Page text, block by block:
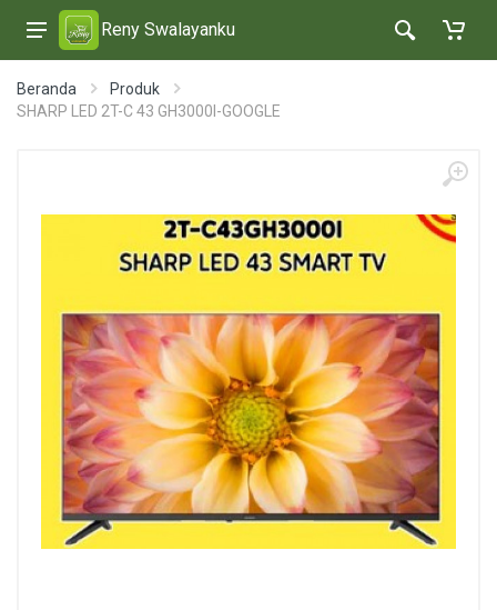
Reny Swalayanku
Beranda
Produk
SHARP LED 2T-C 43 GH3000I-GOOGLE